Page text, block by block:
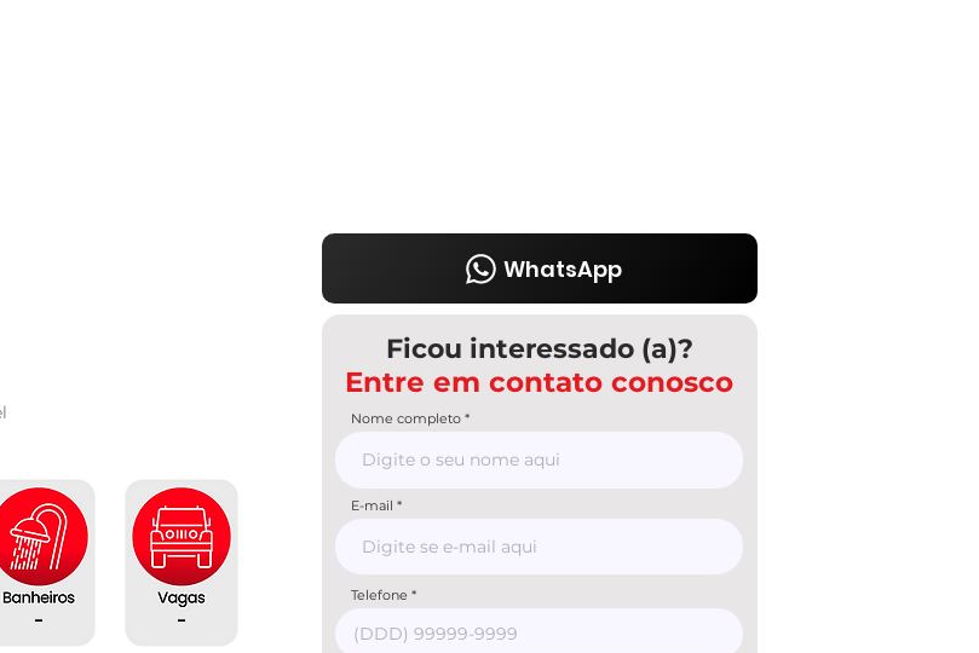
-
-
WhatsApp
Ficou interessado (a)?
Entre em contato conosco
Nome completo
E-mail
Telefone